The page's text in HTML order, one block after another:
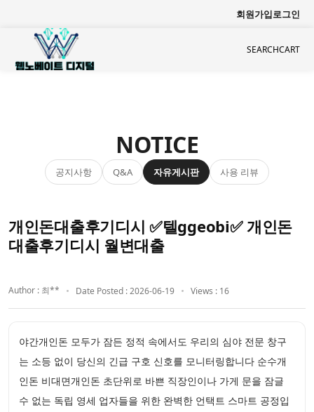
회원가입로그인
SEARCHCART
NOTICE
공지사항 Q&A 자유게시판 사용 리뷰
개인돈대출후기디시 ✅텔ggeobi✅ 개인돈
대출후기디시 월변대출
Author : 최** Date Posted : 2026-06-19 Views : 16
야간개인돈 모두가 잠든 정적 속에서도 우리의 심야 전문 창구
는 소등 없이 당신의 긴급 구호 신호를 모니터링합니다 순수개
인돈 비대면개인돈 초단위로 바쁜 직장인이나 가게 문을 잠글
수 없는 독립 영세 업자들을 위한 완벽한 언택트 스마트 공정입